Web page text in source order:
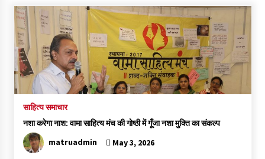
o
o
k
er sA
p
p
l
dI
n
er e
साहित्य समाचार
नशा करेगा नाश: वामा साहित्य मंच की गोष्ठी में गूँजा नशा मुक्ति का संकल्प
matruadmin
May 3, 2026